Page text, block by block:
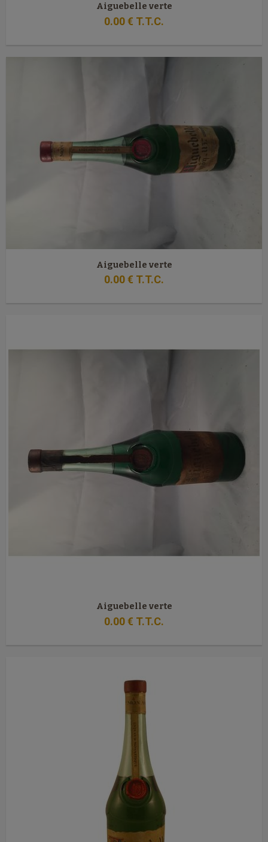
Aiguebelle verte
0.00€ T.T.C.
Aiguebelle verte
0.00€ T.T.C.
Aiguebelle verte
0.00€ T.T.C.